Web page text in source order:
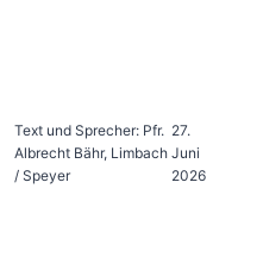
Text und Sprecher: Pfr.
Albrecht Bähr, Limbach
/ Speyer
27.
Juni
2026